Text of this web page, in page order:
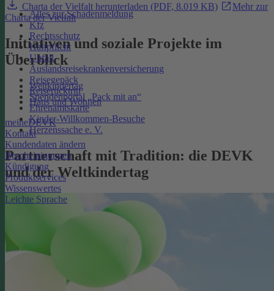
Alles zur Schadenmeldung
Kfz
Rechtsschutz
Haftpflicht
Unfall
Auslandsreisekrankenversicherung
Reisegepäck
Reiserücktritt
Haus und Wohnen
meineDEVK
Kontakt
Kundendaten ändern
Bescheinigungen
Kündigung
Produktservices
Wissenswertes
Leichte Sprache
Charta der Vielfalt herunterladen (PDF, 8.019 KB)
Mehr zur
Charta der Vielfalt
Initiativen und soziale Projekte im
Überblick
Weltkindertag
Spendenportal „Pack mit an“
Ehrenamtskarte
Kinder-Willkommen-Besuche
Herzenssache e. V.
Partnerschaft mit Tradition: die DEVK
und der Weltkindertag